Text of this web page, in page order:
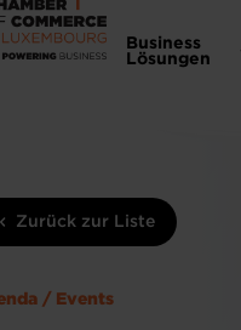
Business
Lösungen
Zurück zur Liste
/ Events